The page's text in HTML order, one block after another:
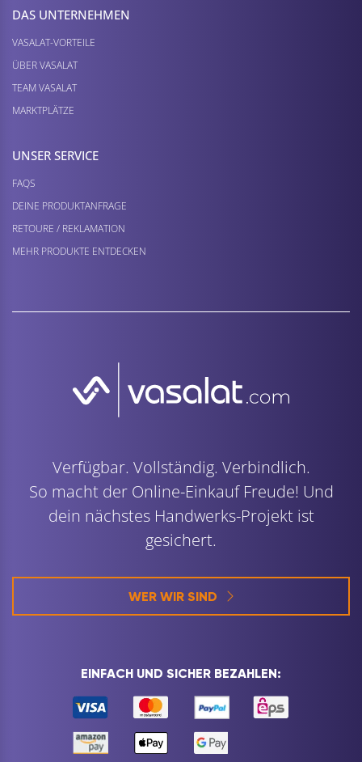
DAS UNTERNEHMEN
VASALAT-VORTEILE
ÜBER VASALAT
TEAM VASALAT
MARKTPLÄTZE
UNSER SERVICE
FAQS
DEINE PRODUKTANFRAGE
RETOURE / REKLAMATION
MEHR PRODUKTE ENTDECKEN
Verfügbar. Vollständig. Verbindlich.
So macht der Online-Einkauf Freude! Und
dein nächstes Handwerks-Projekt ist
gesichert.
WER WIR SIND
EINFACH UND SICHER BEZAHLEN: